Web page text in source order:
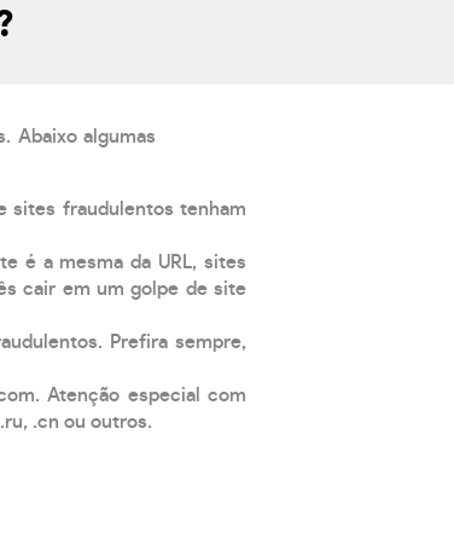
Abaixo algumas
sites fraudulentos tenham
é a mesma da URL, sites
cair em um golpe de site
Prefira sempre,
Atenção especial com
.cn ou outros.